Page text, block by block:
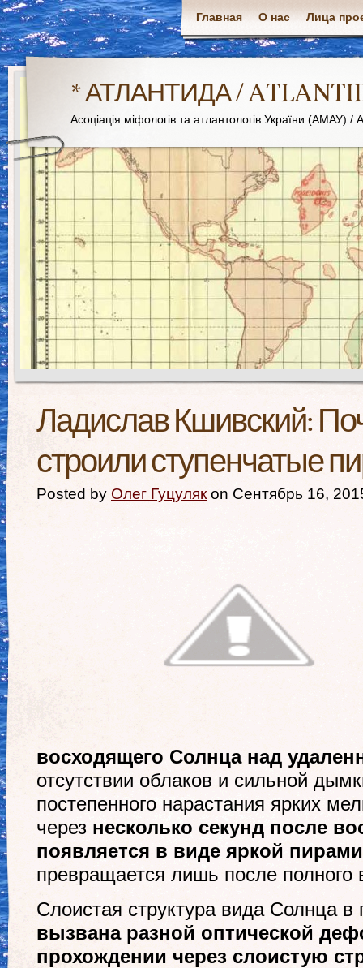
Главная О нас Лица
* АТЛАНТИДА /
Асоціація міфологів та атлантологів України
Ладислав Кшивский:
строили ступенчатые
Posted by Олег Гуцуляк on Сентябрь 16,
восходящего Солнца над
отсутствии облаков и сильной
постепенного нарастания ярких
через несколько секунд после
появляется в виде яркой
превращается лишь после полного
Слоистая структура вида Солнца
вызвана разной оптической
прохождении через слоистую